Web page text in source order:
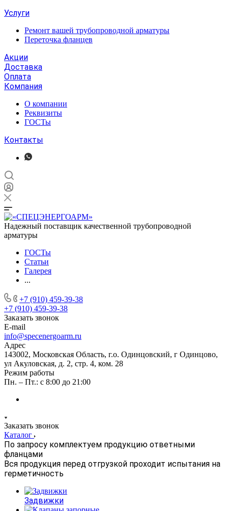
Услуги
Ремонт вашей трубопроводной арматуры
Переточка фланцев
Акции
Доставка
Оплата
Компания
О компании
Реквизиты
ГОСТы
Контакты
Надежный поставщик качественной трубопроводной
арматуры
ГОСТы
Статьи
Галерея
...
+7 (910) 459-39-38
+7 (910) 459-39-38
Заказать звонок
E-mail
info@specenergoarm.ru
Адрес
143002, Московская Область, г.о. Одинцовский, г Одинцово,
ул Акуловская, д. 2, стр. 4, ком. 28
Режим работы
Пн. – Пт.: с 8:00 до 21:00
Заказать звонок
Каталог
По запросу комплектуем продукцию ответными
фланцами
Вся продукция перед отгрузкой проходит испытания на
герметичность
Задвижки